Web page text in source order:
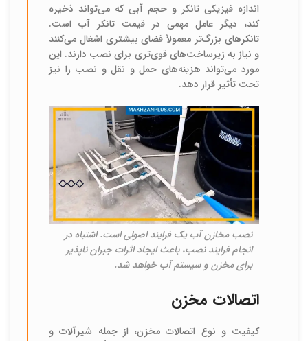
اندازه فیزیکی تانکر و حجم آبی که می‌تواند ذخیره
کند، دیگر عامل مهمی در قیمت تانکر آب است.
تانکرهای بزرگ‌تر معمولاً فضای بیشتری اشغال می‌کنند
و نیاز به زیرساخت‌های قوی‌تری برای نصب دارند. این
مورد می‌تواند هزینه‌های حمل و نقل و نصب را نیز
تحت تأثیر قرار دهد.
نصب مخازن آب یک فرایند اصولی است. اشتباه در
انجام فرایند نصب، باعث ایجاد اثرات جبران ناپذیر
برای مخزن و سیستم آب خواهد شد.
اتصالات مخزن
کیفیت و نوع اتصالات مخزن، از جمله شیرآلات و